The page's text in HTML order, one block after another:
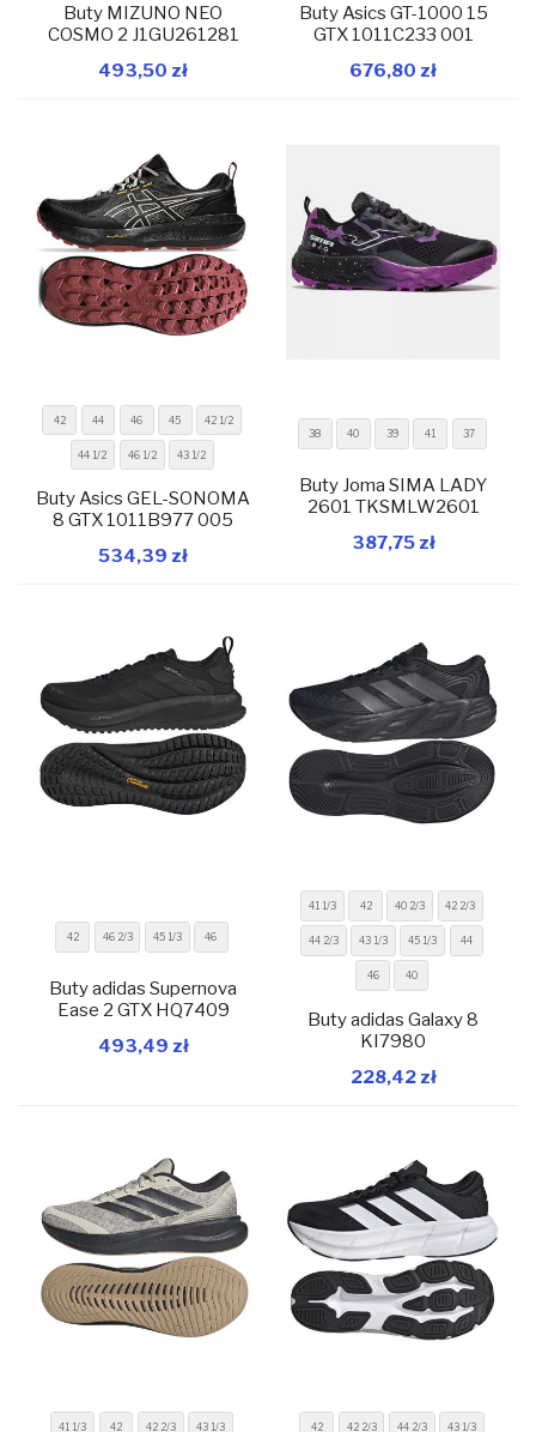
W magazynie
Buty MIZUNO NEO
COSMO 2 J1GU261281
493,50 zł
W magazynie
Buty Asics GT-1000 15
GTX 1011C233 001
676,80 zł
W magazynie
42 44 46 45 42 1/2
44 1/2 46 1/2 43 1/2
Buty Asics GEL-SONOMA
8 GTX 1011B977 005
534,39 zł
W magazynie
38 40 39 41 37
Buty Joma SIMA LADY
2601 TKSMLW2601
387,75 zł
W magazynie
42 46 2/3 45 1/3 46
Buty adidas Supernova
Ease 2 GTX HQ7409
493,49 zł
W magazynie
41 1/3 42 40 2/3 42 2/3
44 2/3 43 1/3 45 1/3 44
46 40
Buty adidas Galaxy 8
KI7980
228,42 zł
41 1/3 42 42 2/3 43 1/3 42 42 2/3 44 2/3 43 1/3